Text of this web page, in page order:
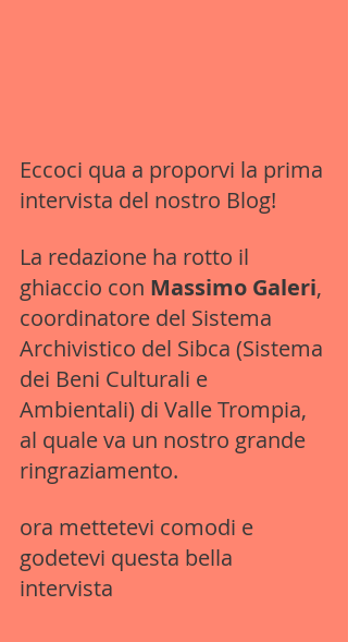
Eccoci qua a proporvi la prima
intervista del nostro Blog!
La redazione ha rotto il
ghiaccio con Massimo Galeri,
coordinatore del Sistema
Archivistico del Sibca (Sistema
dei Beni Culturali e
Ambientali) di Valle Trompia,
al quale va un nostro grande
ringraziamento.
ora mettetevi comodi e
godetevi questa bella
intervista